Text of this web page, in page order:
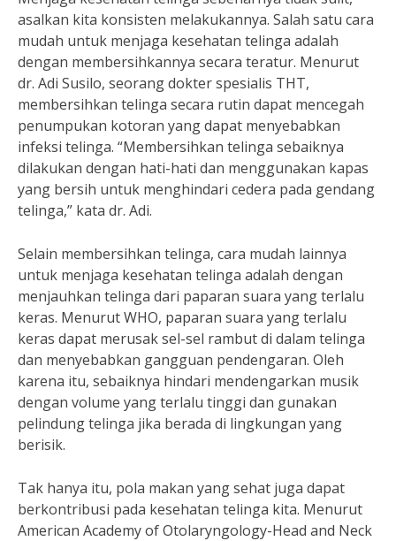
asalkan kita konsisten melakukannya. Salah satu cara
mudah untuk menjaga kesehatan telinga adalah
dengan membersihkannya secara teratur. Menurut
dr. Adi Susilo, seorang dokter spesialis THT,
membersihkan telinga secara rutin dapat mencegah
penumpukan kotoran yang dapat menyebabkan
infeksi telinga. “Membersihkan telinga sebaiknya
dilakukan dengan hati-hati dan menggunakan kapas
yang bersih untuk menghindari cedera pada gendang
telinga,” kata dr. Adi.
Selain membersihkan telinga, cara mudah lainnya
untuk menjaga kesehatan telinga adalah dengan
menjauhkan telinga dari paparan suara yang terlalu
keras. Menurut WHO, paparan suara yang terlalu
keras dapat merusak sel-sel rambut di dalam telinga
dan menyebabkan gangguan pendengaran. Oleh
karena itu, sebaiknya hindari mendengarkan musik
dengan volume yang terlalu tinggi dan gunakan
pelindung telinga jika berada di lingkungan yang
berisik.
Tak hanya itu, pola makan yang sehat juga dapat
berkontribusi pada kesehatan telinga kita. Menurut
American Academy of Otolaryngology-Head and Neck